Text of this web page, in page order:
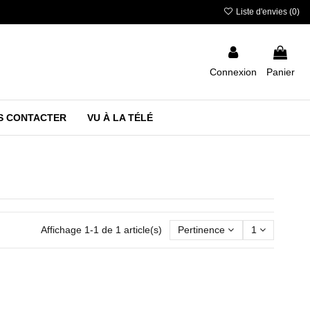
Liste d'envies (0)
Connexion Panier
CONTACTER VU À LA TÉLÉ
Affichage 1-1 de 1 article(s) Pertinence 1